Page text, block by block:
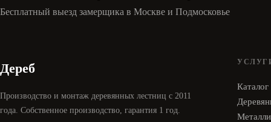
Бесплатный выезд замерщика в Москве и Подмосковье
Дереб
Производство и монтаж деревянных лестниц с 2011
года. Собственное производство, гарантия 1 год.
Каталог